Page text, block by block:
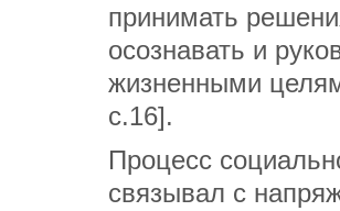
принимать
осознавать и
жизненными
с.16].
Процесс
связывал с